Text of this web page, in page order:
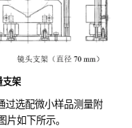
支架
选配微小样品测量附
如下所示。